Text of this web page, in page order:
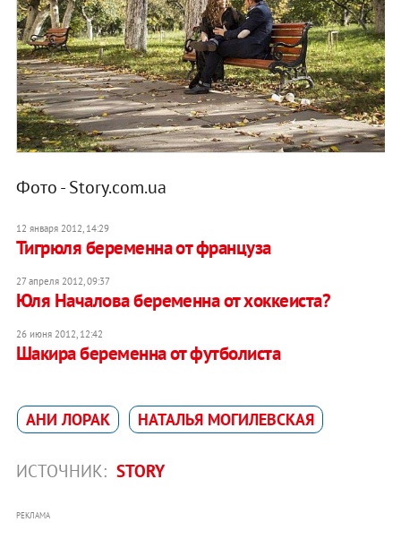
Фото - Story.com.ua
12 января 2012, 14:29
Тигрюля беременна от француза
27 апреля 2012, 09:37
Юля Началова беременна от хоккеиста?
26 июня 2012, 12:42
Шакира беременна от футболиста
АНИ ЛОРАК НАТАЛЬЯ МОГИЛЕВСКАЯ
ИСТОЧНИК: STORY
РЕКЛАМА